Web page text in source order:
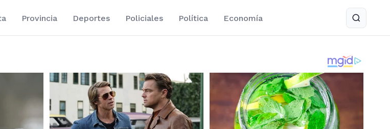
Provincia Deportes Policiales Política Economía